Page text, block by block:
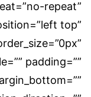
repeat”
top”
padding=””